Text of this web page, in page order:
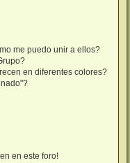
me puedo unir a ellos?
en diferentes colores?
en este foro!